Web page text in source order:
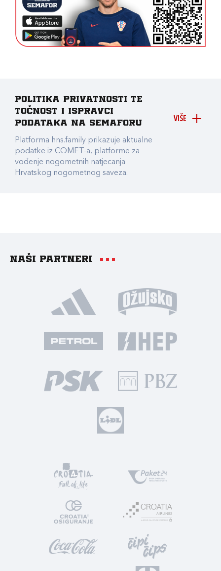
VIŠE
Politika privatnosti te
točnost i ispravci
podataka na Semaforu
Platforma hns.family prikazuje aktualne
podatke iz COMET-a, platforme za
vođenje nogometnih natjecanja
Hrvatskog nogometnog saveza.
Naši partneri